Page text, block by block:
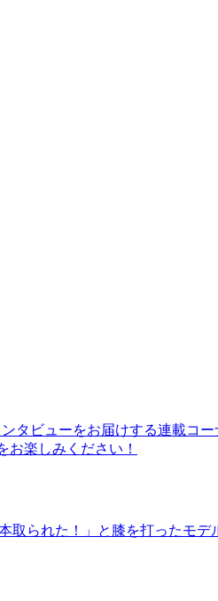
ビューをお届けする連載コ
楽しみください！
られた！」と膝を打ったモデ